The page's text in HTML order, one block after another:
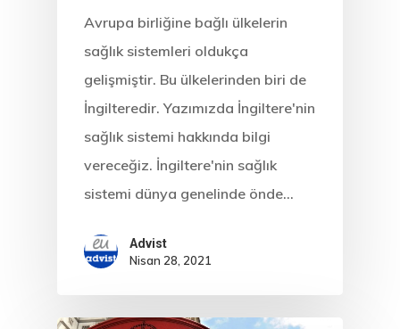
Avrupa birliğine bağlı ülkelerin
sağlık sistemleri oldukça
gelişmiştir. Bu ülkelerinden biri de
İngilteredir. Yazımızda İngiltere'nin
sağlık sistemi hakkında bilgi
vereceğiz. İngiltere'nin sağlık
sistemi dünya genelinde önde…
Advist
Nisan 28, 2021